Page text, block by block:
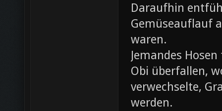
Daraufhin
Gemüseauflauf
waren.
Jemandes
Obi überfallen,
verwechselte,
werden.